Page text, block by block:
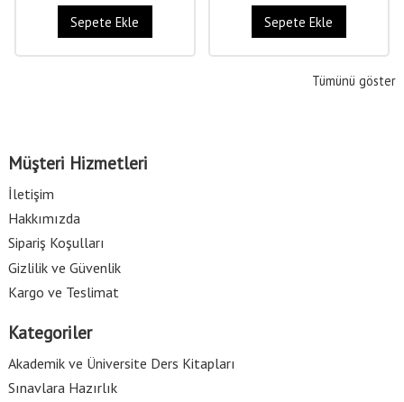
Sepete Ekle Sepete Ekle
Tümünü göster
Müşteri Hizmetleri
İletişim
Hakkımızda
Sipariş Koşulları
Gizlilik ve Güvenlik
Kargo ve Teslimat
Kategoriler
Akademik ve Üniversite Ders Kitapları
Sınavlara Hazırlık